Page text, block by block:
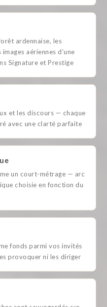
ardennaise, les
aériennes d’une
Signature et Prestige
et les discours — chaque
avec une clarté parfaite
un court-métrage — arc
choisie en fonction du
fonds parmi vos invités
provoquer ni les diriger